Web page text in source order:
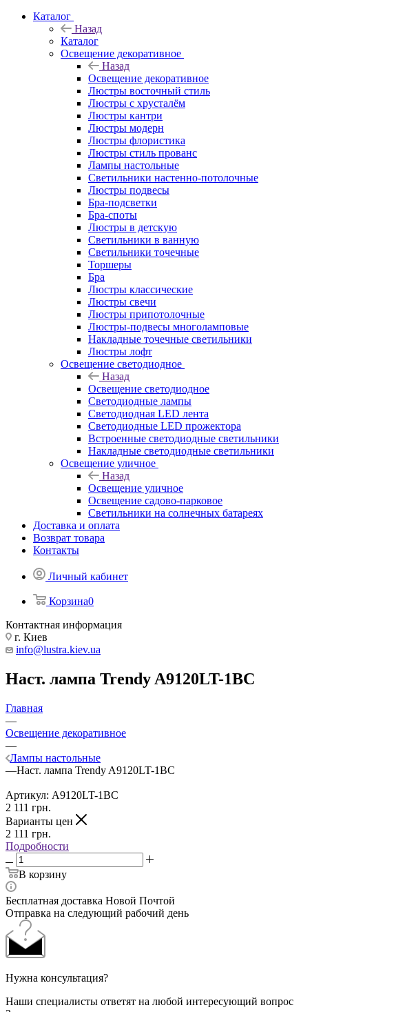
Каталог
Назад
Каталог
Освещение декоративное
Назад
Освещение декоративное
Люстры восточный стиль
Люстры с хрусталём
Люстры кантри
Люстры модерн
Люстры флористика
Люстры стиль прованс
Лампы настольные
Светильники настенно-потолочные
Люстры подвесы
Бра-подсветки
Бра-споты
Люстры в детскую
Светильники в ванную
Светильники точечные
Торшеры
Бра
Люстры классические
Люстры свечи
Люстры припотолочные
Люстры-подвесы многоламповые
Накладные точечные светильники
Люстры лофт
Освещение светодиодное
Назад
Освещение светодиодное
Светодиодные лампы
Светодиодная LED лента
Светодиодные LED прожектора
Встроенные светодиодные светильники
Накладные светодиодные светильники
Освещение уличное
Назад
Освещение уличное
Освещение садово-парковое
Светильники на солнечных батареях
Доставка и оплата
Возврат товара
Контакты
Личный кабинет
Корзина0
Контактная информация
г. Киев
info@lustra.kiev.ua
Наст. лампа Trendy A9120LT-1BC
Главная
—
Освещение декоративное
—
Лампы настольные
—Наст. лампа Trendy A9120LT-1BC
Артикул: A9120LT-1BC
2 111 грн.
Варианты цен
2 111 грн.
Подробности
В корзину
Бесплатная доставка Новой Почтой
Отправка на следующий рабочий день
Нужна консультация?
Наши специалисты ответят на любой интересующий вопрос